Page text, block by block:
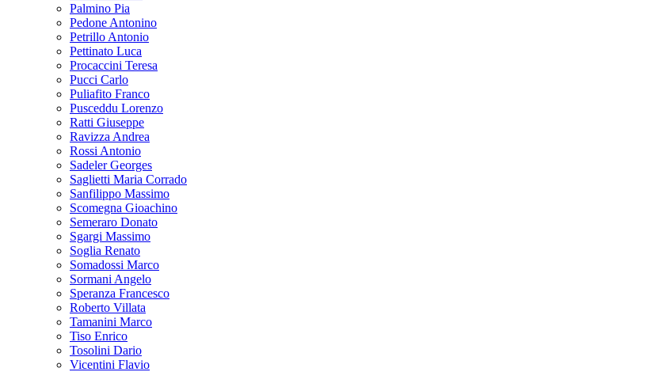
Palmino Pia
Pedone Antonino
Petrillo Antonio
Pettinato Luca
Procaccini Teresa
Pucci Carlo
Puliafito Franco
Pusceddu Lorenzo
Ratti Giuseppe
Ravizza Andrea
Rossi Antonio
Sadeler Georges
Saglietti Maria Corrado
Sanfilippo Massimo
Scomegna Gioachino
Semeraro Donato
Sgargi Massimo
Soglia Renato
Somadossi Marco
Sormani Angelo
Speranza Francesco
Roberto Villata
Tamanini Marco
Tiso Enrico
Tosolini Dario
Vicentini Flavio